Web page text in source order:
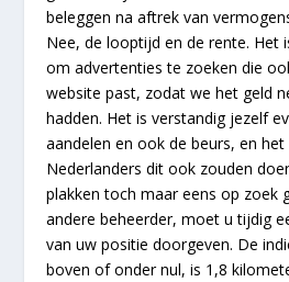
beleggen na aftrek van
Nee, de looptijd en de rente. Het
om advertenties te zoeken die
website past, zodat we het geld
hadden. Het is verstandig jezelf
aandelen en ook de beurs, en
Nederlanders dit ook zouden
plakken toch maar eens op zoek
andere beheerder, moet u tijdig
van uw positie doorgeven. De
boven of onder nul, is 1,8